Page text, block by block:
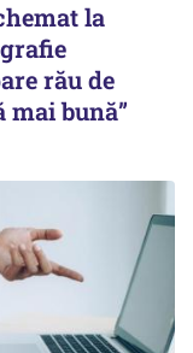
la
rău de
mai bună”